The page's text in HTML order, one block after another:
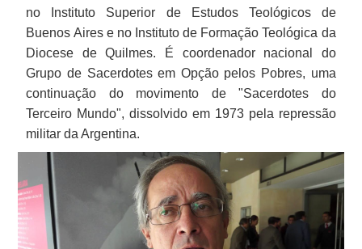
no Instituto Superior de Estudos Teológicos de
Buenos Aires e no Instituto de Formação Teológica da
Diocese de Quilmes. É coordenador nacional do
Grupo de Sacerdotes em Opção pelos Pobres, uma
continuação do movimento de "Sacerdotes do
Terceiro Mundo", dissolvido em 1973 pela repressão
militar da Argentina.